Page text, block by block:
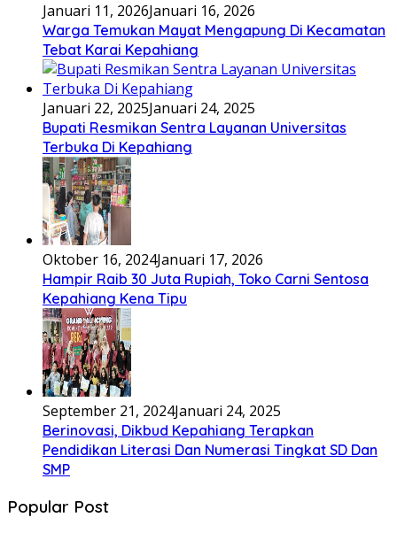
Januari 11, 2026Januari 16, 2026
Warga Temukan Mayat Mengapung Di Kecamatan
Tebat Karai Kepahiang
Januari 22, 2025Januari 24, 2025
Bupati Resmikan Sentra Layanan Universitas
Terbuka Di Kepahiang
Oktober 16, 2024Januari 17, 2026
Hampir Raib 30 Juta Rupiah, Toko Carni Sentosa
Kepahiang Kena Tipu
September 21, 2024Januari 24, 2025
Berinovasi, Dikbud Kepahiang Terapkan
Pendidikan Literasi Dan Numerasi Tingkat SD Dan
SMP
Popular Post